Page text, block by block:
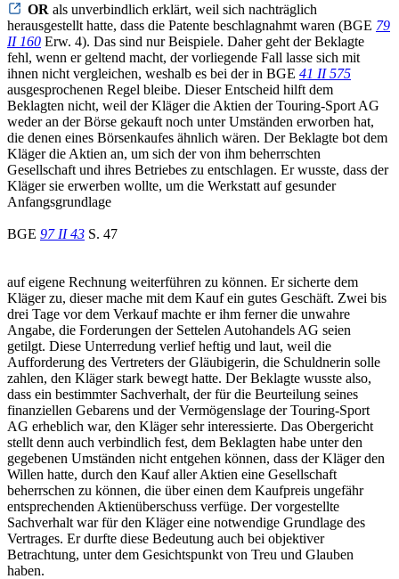
OR als unverbindlich erklärt, weil sich nachträglich
herausgestellt hatte, dass die Patente beschlagnahmt waren (BGE 79
II 160 Erw. 4). Das sind nur Beispiele. Daher geht der Beklagte
fehl, wenn er geltend macht, der vorliegende Fall lasse sich mit
ihnen nicht vergleichen, weshalb es bei der in BGE 41 II 575
ausgesprochenen Regel bleibe. Dieser Entscheid hilft dem
Beklagten nicht, weil der Kläger die Aktien der Touring-Sport AG
weder an der Börse gekauft noch unter Umständen erworben hat,
die denen eines Börsenkaufes ähnlich wären. Der Beklagte bot dem
Kläger die Aktien an, um sich der von ihm beherrschten
Gesellschaft und ihres Betriebes zu entschlagen. Er wusste, dass der
Kläger sie erwerben wollte, um die Werkstatt auf gesunder
Anfangsgrundlage
BGE 97 II 43 S. 47
auf eigene Rechnung weiterführen zu können. Er sicherte dem
Kläger zu, dieser mache mit dem Kauf ein gutes Geschäft. Zwei bis
drei Tage vor dem Verkauf machte er ihm ferner die unwahre
Angabe, die Forderungen der Settelen Autohandels AG seien
getilgt. Diese Unterredung verlief heftig und laut, weil die
Aufforderung des Vertreters der Gläubigerin, die Schuldnerin solle
zahlen, den Kläger stark bewegt hatte. Der Beklagte wusste also,
dass ein bestimmter Sachverhalt, der für die Beurteilung seines
finanziellen Gebarens und der Vermögenslage der Touring-Sport
AG erheblich war, den Kläger sehr interessierte. Das Obergericht
stellt denn auch verbindlich fest, dem Beklagten habe unter den
gegebenen Umständen nicht entgehen können, dass der Kläger den
Willen hatte, durch den Kauf aller Aktien eine Gesellschaft
beherrschen zu können, die über einen dem Kaufpreis ungefähr
entsprechenden Aktienüberschuss verfüge. Der vorgestellte
Sachverhalt war für den Kläger eine notwendige Grundlage des
Vertrages. Er durfte diese Bedeutung auch bei objektiver
Betrachtung, unter dem Gesichtspunkt von Treu und Glauben
haben.